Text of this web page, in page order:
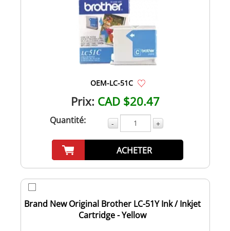
OEM-LC-51C
Prix: CAD $20.47
Quantité: - +
ACHETER
Brand New Original Brother LC-51Y Ink / Inkjet
Cartridge - Yellow